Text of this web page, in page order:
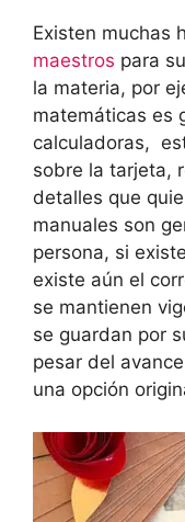
Existen muchas
maestros para
la materia, por
matemáticas es
calculadoras,
sobre la tarjeta,
detalles que
manuales son
persona, si
existe aún el
se mantienen
se guardan por
pesar del
una opción